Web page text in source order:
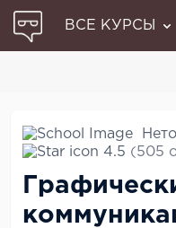
ВСЕ КУРСЫ
4.5 (505